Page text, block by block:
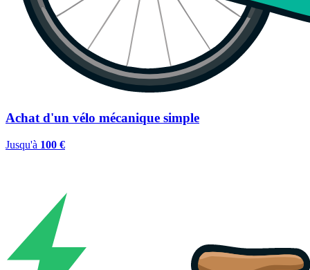
Achat d'un vélo mécanique simple
Jusqu'à 100 €